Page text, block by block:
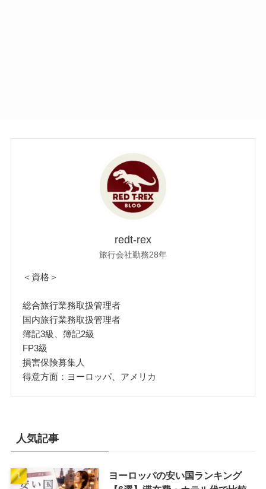
redt-rex
旅行会社勤務28年
＜資格＞
総合旅行業務取扱管理者
国内旅行業務取扱管理者
簿記3級、簿記2級
FP3級
損害保険募集人
得意方面：ヨーロッパ、アメリカ
人気記事
ヨーロッパの安い国ランキング